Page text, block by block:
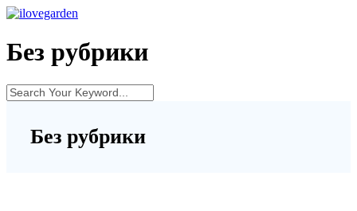
Без рубрики
Без рубрики